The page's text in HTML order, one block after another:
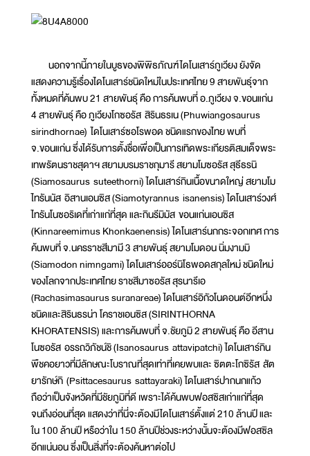
นอกจากนี้ภายในบูธของพิพิธภัณฑ์ไดโนเสาร์ภูเวียง ยังจัด
แสดงความรู้เรื่องไดโนเสาร์ชนิดใหม่ในประเทศไทย 9 สายพันธุ์จาก
ทั้งหมดที่ค้นพบ 21 สายพันธุ์ คือ การค้นพบที่ อ.ภูเวียง จ.ขอนแก่น
4 สายพันธุ์ คือ ภูเวียงโกซอรัส สิรินธรเน (Phuwiangosaurus
sirindhornae) ไดโนเสาร์ซอโรพอด ชนิดแรกของไทย พบที่
จ.ขอนแก่น ซึ่งได้รับการตั้งชื่อเพื่อเป็นการเทิดพระเกียรติสมเด็จพระ
เทพรัตนราชสุดาฯ สยามบรมราชกุมารี สยามโมซอรัส สุธีธรนิ
(Siamosaurus suteethorni) ไดโนเสาร์กินเนื้อขนาดใหญ่ สยามโม
ไทรันนัส อิสานเอนซิส (Siamotyrannus isanensis) ไดโนเสาร์วงศ์
ไทรันโนซอริเดที่เก่าแก่ที่สุด และกินรีมิมัส ขอนแก่นเอนซิส
(Kinnareemimus Khonkaenensis) ไดโนเสาร์นกกระจอกเทศ การ
ค้นพบที่ จ.นครราชสีมามี 3 สายพันธุ์ สยามโมดอน นิ่มงามมิ
(Siamodon nimngami) ไดโนเสาร์ออร์นิโธพอดสกุลใหม่ ชนิดใหม่
ของโลกจากประเทศไทย ราชสีมาซอรัส สุรนารีเอ
(Rachasimasaurus suranareae) ไดโนเสาร์อิกัวโนดอนต์อีกหนึ่ง
ชนิดและสิรินธรน่า โคราชเอนซิส (SIRINTHORNA
KHORATENSIS) และการค้นพบที่ จ.ชัยภูมิ 2 สายพันธุ์ คือ อีสาน
โนซอรัส อรรถวิภัชน์ชิ (Isanosaurus attavipatchi) ไดโนเสาร์กิน
พืชคอยาวที่มีลักษณะโบราณที่สุดเท่าที่เคยพบและ ซิตตะโกซิรัส สัต
ยารักษ์กิ (Psittacesaurus sattayaraki) ไดโนเสาร์ปากนกแก้ว
ถือว่าเป็นจังหวัดที่มีชัยภูมิที่ดี เพราะได้ค้นพบฟอสซิสเก่าแก่ที่สุด
จนถึงอ่อนที่สุด แสดงว่าที่นี่จะต้องมีไดโนเสาร์ตั้งแต่ 210 ล้านปี และ
ใน 100 ล้านปี หรือว่าใน 150 ล้านปีช่วงระหว่างนั้นจะต้องมีฟอสซิล
อีกแน่นอน ซึ่งเป็นสิ่งที่จะต้องค้นหาต่อไป